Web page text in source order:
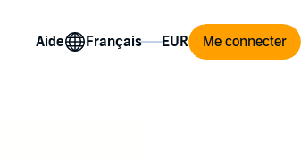
Aide Me connecter